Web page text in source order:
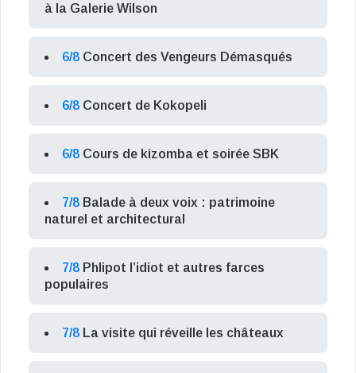
à la Galerie Wilson
6/8 Concert des Vengeurs Démasqués
6/8 Concert de Kokopeli
6/8 Cours de kizomba et soirée SBK
7/8 Balade à deux voix : patrimoine
naturel et architectural
7/8 Phlipot l’idiot et autres farces
populaires
7/8 La visite qui réveille les châteaux